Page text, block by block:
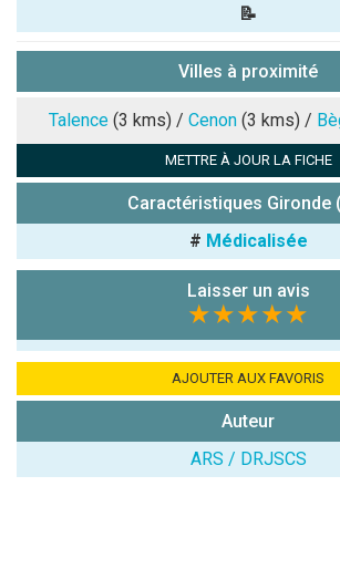
📝
Note que vous souhaitez attribuer :
Combien font
7x4 (en
Villes à proximité
Talence (3 kms) / Cenon (3 kms) /
METTRE À JOUR LA FICHE
Caractéristiques Gironde
# Médicalisée
Laisser un avis
★★★★★
AJOUTER AUX FAVORIS
Auteur
ARS / DRJSCS